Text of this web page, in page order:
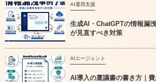
AI運用支援
生成AI・ChatGPTの情報漏
が見直すべき対策
AIエージェント
AI導入の稟議書の書き方｜